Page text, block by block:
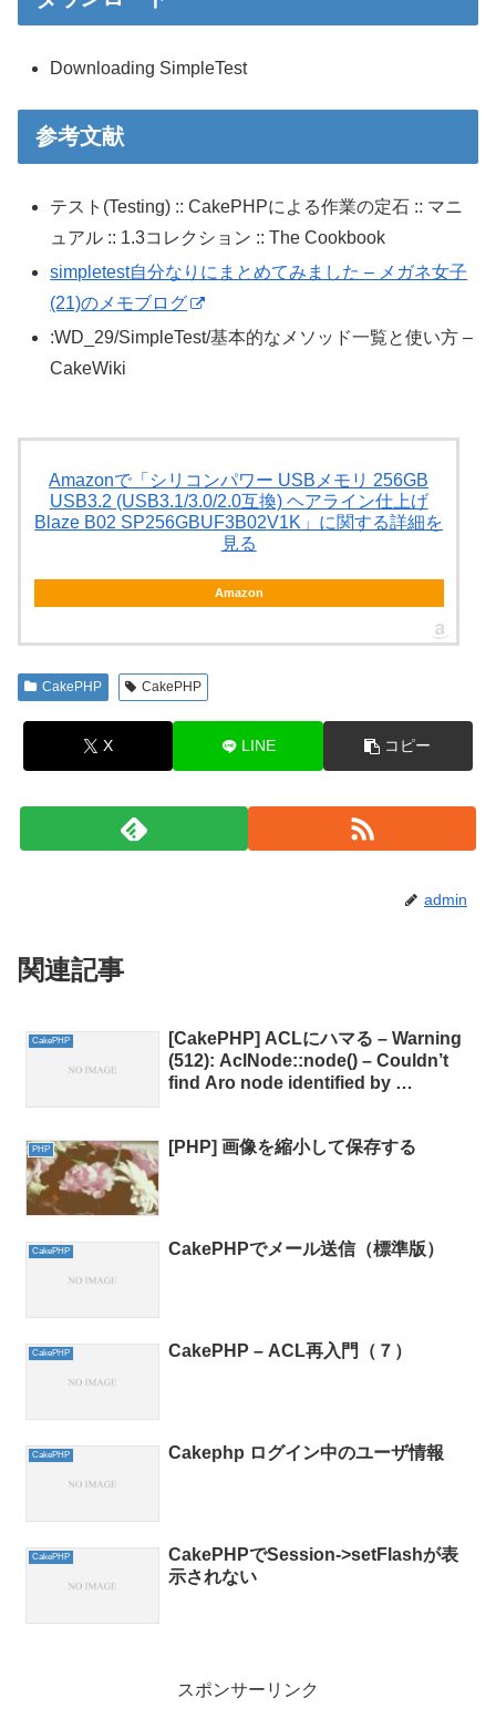
Downloading SimpleTest
参考文献
テスト(Testing) :: CakePHPによる作業の定石 :: マニ
ュアル :: 1.3コレクション :: The Cookbook
simpletest自分なりにまとめてみました – メガネ女子
(21)のメモブログ
:WD_29/SimpleTest/基本的なメソッド一覧と使い方 –
CakeWiki
Amazonで「シリコンパワー USBメモリ 256GB
USB3.2 (USB3.1/3.0/2.0互換) ヘアライン仕上げ
Blaze B02 SP256GBUF3B02V1K」に関する詳細を
見る
Amazon
CakePHP CakePHP
X LINE コピー
admin
関連記事
CakePHP
[CakePHP] ACLにハマる – Warning
(512): AclNode::node() – Couldn’t
find Aro node identified by …
PHP [PHP] 画像を縮小して保存する
CakePHP CakePHPでメール送信（標準版）
CakePHP CakePHP – ACL再入門（７）
CakePHP Cakephp ログイン中のユーザ情報
CakePHP
CakePHPでSession->setFlashが表
示されない
スポンサーリンク